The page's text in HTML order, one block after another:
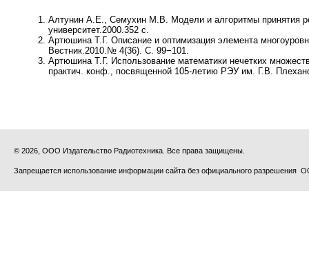
Алтунин А.Е., Семухин М.В. Модели и алгоритмы принятия
университет.2000.352 с.
Артюшина Т.Г. Описание и оптимизация элемента
Вестник.2010.№ 4(36). С. 99−101.
Артюшина Т.Г. Использование математики нечетких
практич. конф., посвященной 105-летию РЭУ им. Г.В.
© 2026, ООО Издательство Радиотехника. Все права защищены.
Запрещается использование информации сайта без официального разрешения